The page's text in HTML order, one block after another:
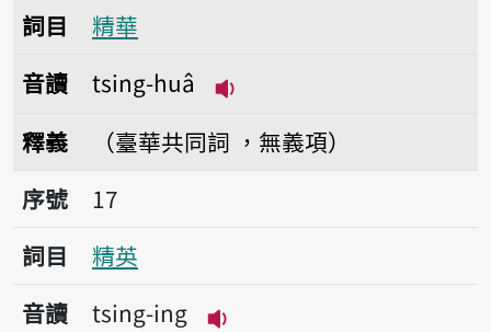
詞目
精華
音讀
tsing-huâ
釋義
（臺華共同詞 ，無義項）
序號17精英
序號
17
詞目
精英
音讀
tsing-ing